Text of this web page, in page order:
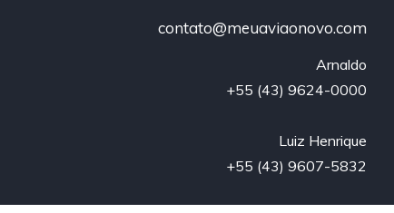
contato@meuaviaonovo.com
Arnaldo
+55 (43) 9624-0000
Luiz Henrique
+55 (43) 9607-5832